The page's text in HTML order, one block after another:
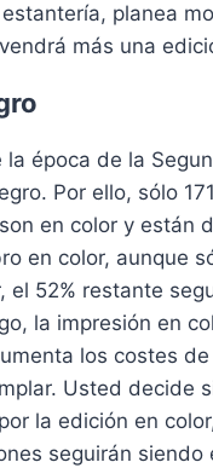
planea
más una
época de la
Por ello, sólo
en color y están
en color, aunque
el 52% restante
la impresión en
los costes
Usted decide
la edición en
seguirán siendo